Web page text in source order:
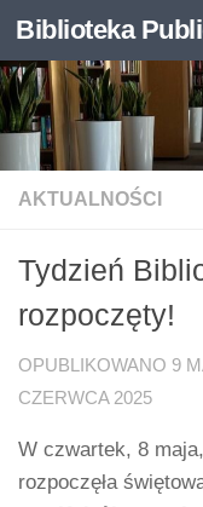
Otwórz pasek narzędzi
Skip to content
Biblioteka
AKTUALNOŚCI
Tydzień
rozpoczęty!
OPUBLIKOWANO 9
CZERWCA 2025
W czwartek, 8
rozpoczęła